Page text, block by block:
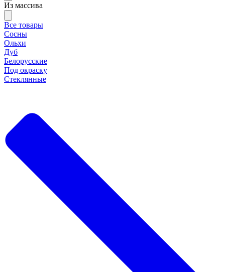
Из массива
Все товары
Сосны
Ольхи
Дуб
Белорусские
Под окраску
Стеклянные